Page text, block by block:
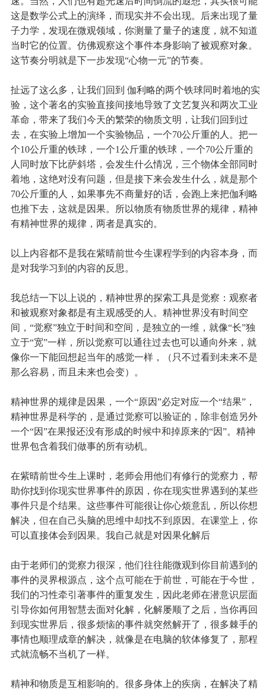
这是数学公式上的演绎，而现实并不会出现。后来出现了量
子力学，发现在微观领域，你测量了量子的速度，就不知道
当时它的位置。仿佛观察这个事件本身影响了被观察对象。
这节奏分明就是下一步发现“心物一元”的节奏。
扯远了这么多，让我们回到 伽利略的两个铁球同时着地的实
验，这个著名的实验直接间接地导致了文艺复兴和两次工业
革命，带来了我们今天的繁荣的物质文明，让我们回到过
去，在实验上增加一个实验物品，一个70公斤重的人。把一
个10公斤重的铁球，一个1公斤重的铁球，一个70公斤重的
人同时放下比萨斜塔，会发生什么情况，三个物体全部同时
着地，这绝对没有问题，但是接下来会发生什么，就是那个
70公斤重的人，如果事先不商量好的话，会跑上来把伽利略
也推下去，这就是因果。所以物质有物质世界的规律，精神
有精神世界的规律，两者是真实的。
以上内容都不是我在紫晴前世今生课程学到的内容本身，而
是对我学习到的内容的反思。
我总结一下以上说的，精神世界的探索工具是觉察：观察者
和被观察对象都是有主观感受的人。精神世界没有时间空
间，“觉察”独立于时间和空间，是独立的一维，就像“长”独
立于“宽”一样，所以觉察可以通往过去也可以通向外来，就
像你一下能回想起当年的感觉一样，（只不过看到未来不是
那么容易，而且未来也会变）。
精神世界的规律是因果，一个“原因”必定对应一个“结果”，
精神世界是科学的，是通过觉察可以验证的，除非创造另外
一个“因”在果报还没有形成的时候中和掉原来的“因”。精神
世界包含着我们做事的所有动机。
在紫晴前世今生上课时，老师会用他们有修行的觉察力，帮
助你找到你现实世界事件的原因，你在现实世界遇到的某些
事件只是个结果。这些事件可能很让你心烦意乱，所以你想
解决，但在自己头脑的思维中却找不到原因。在课堂上，你
可以直接体会到因果。我自己就是对因果化解后
由于老师们的觉察力很深，他们往往能微观到你目前遇到的
事件的灵界根源点，这个点可能在于前世，可能在于今世，
我们的习性牵引著事件的重复发生，因此老师在潜意识层面
引导你如何用智慧去面对化解，化解屡顺了之后，当你再回
到现实世界后，很多烦恼的事件就突然解开了，很多棘手的
事情也顺理成章的解决，就像是在电脑的软体修复了，那程
式就流畅不当机了一样。
精神和物质是互相影响的。很多身体上的疾病，在解决了精